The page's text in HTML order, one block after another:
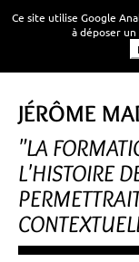
JÉRÔME
"LA
L'HISTOIRE
Ce site utilise Google
à déposer